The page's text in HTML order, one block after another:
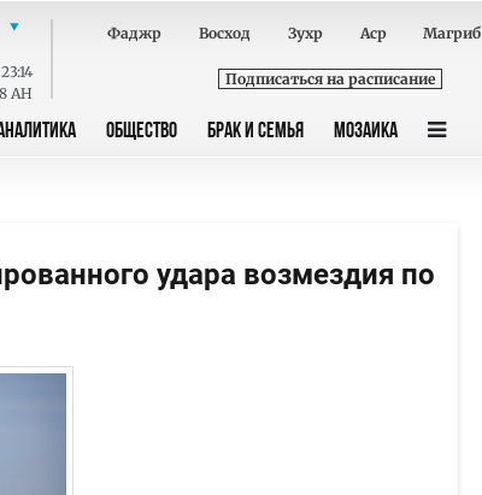
23:14
AH
Фаджр Восход Зухр Аср Магриб
Подписаться на расписание
ОБЩЕСТВО БРАК И СЕМЬЯ МОЗАИКА
удара возмездия по